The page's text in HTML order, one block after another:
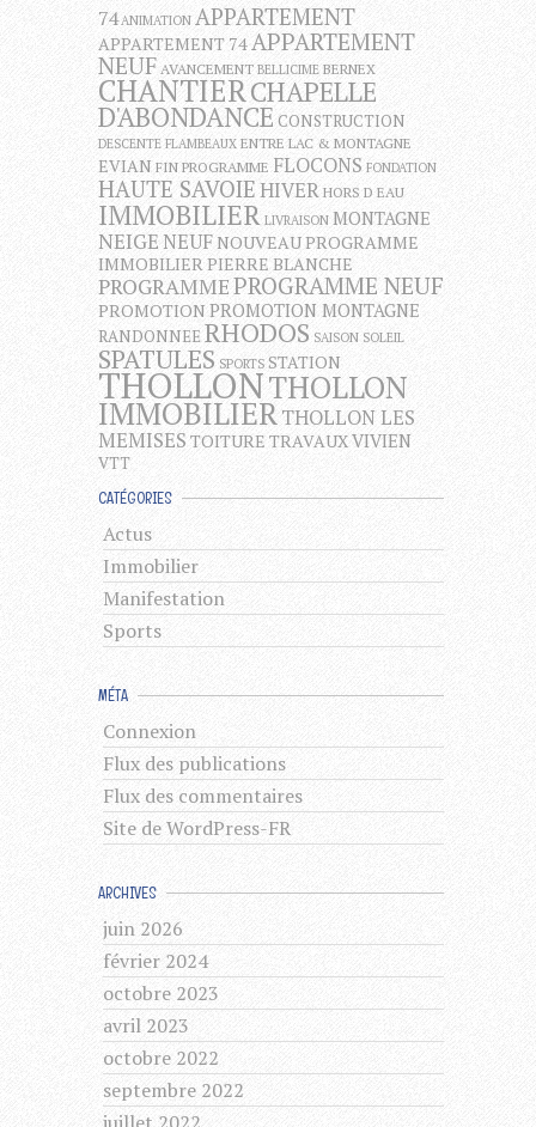
74 ANIMATION APPARTEMENT
APPARTEMENT 74APPARTEMENT
NEUF AVANCEMENT BELLICIME BERNEX
CHANTIERCHAPELLE
D'ABONDANCE CONSTRUCTION
DESCENTE FLAMBEAUX ENTRE LAC & MONTAGNE
EVIAN FIN PROGRAMME FLOCONS FONDATION
HAUTE SAVOIEHIVER HORS D EAU
IMMOBILIER LIVRAISON MONTAGNE
NEIGENEUF NOUVEAU PROGRAMME
IMMOBILIERPIERRE BLANCHE
PROGRAMMEPROGRAMME NEUF
PROMOTION PROMOTION MONTAGNE
RANDONNEERHODOS SAISON SOLEIL
SPATULES SPORTS STATION
THOLLONTHOLLON
IMMOBILIERTHOLLON LES
MEMISES TOITURE TRAVAUXVIVIEN
VTT
CATÉGORIES
Actus
Immobilier
Manifestation
Sports
MÉTA
Connexion
Flux des publications
Flux des commentaires
Site de WordPress-FR
ARCHIVES
juin 2026
février 2024
octobre 2023
avril 2023
octobre 2022
septembre 2022